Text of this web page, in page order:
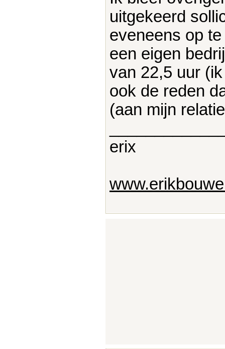
uitgekeerd
eveneens op
een eigen
van 22,5 uur
ook de reden
(aan mijn
erix